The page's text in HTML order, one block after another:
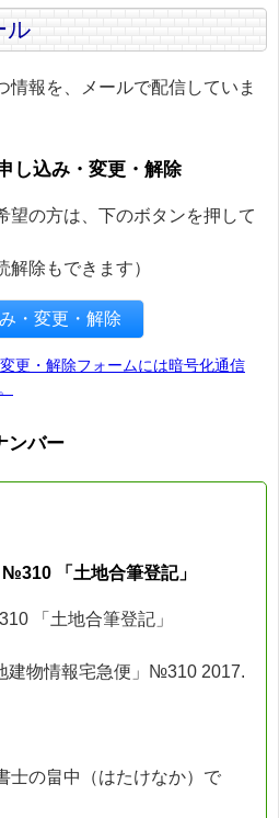
ル
情報を、メールで配信していま
し込み・変更・解除
望の方は、下のボタンを押して
解除もできます）
・変更・解除
更・解除フォームには暗号化通信
ンバー
「土地合筆登記」
「土地合筆登記」
物情報宅急便」№310 2017.
士の畠中（はたけなか）で